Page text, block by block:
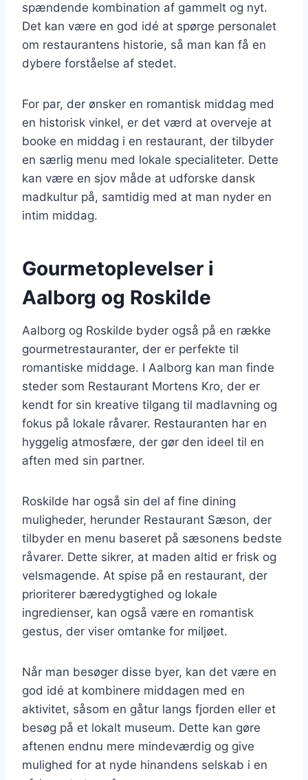
spændende kombination af gammelt og nyt.
Det kan være en god idé at spørge personalet
om restaurantens historie, så man kan få en
dybere forståelse af stedet.
For par, der ønsker en romantisk middag med
en historisk vinkel, er det værd at overveje at
booke en middag i en restaurant, der tilbyder
en særlig menu med lokale specialiteter. Dette
kan være en sjov måde at udforske dansk
madkultur på, samtidig med at man nyder en
intim middag.
Gourmetoplevelser i
Aalborg og Roskilde
Aalborg og Roskilde byder også på en række
gourmetrestauranter, der er perfekte til
romantiske middage. I Aalborg kan man finde
steder som Restaurant Mortens Kro, der er
kendt for sin kreative tilgang til madlavning og
fokus på lokale råvarer. Restauranten har en
hyggelig atmosfære, der gør den ideel til en
aften med sin partner.
Roskilde har også sin del af fine dining
muligheder, herunder Restaurant Sæson, der
tilbyder en menu baseret på sæsonens bedste
råvarer. Dette sikrer, at maden altid er frisk og
velsmagende. At spise på en restaurant, der
prioriterer bæredygtighed og lokale
ingredienser, kan også være en romantisk
gestus, der viser omtanke for miljøet.
Når man besøger disse byer, kan det være en
god idé at kombinere middagen med en
aktivitet, såsom en gåtur langs fjorden eller et
besøg på et lokalt museum. Dette kan gøre
aftenen endnu mere mindeværdig og give
mulighed for at nyde hinandens selskab i en